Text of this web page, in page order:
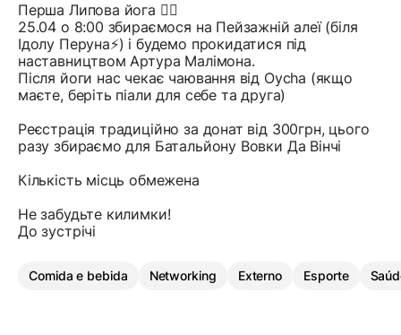
Перша Липова йога 🧘‍♂️
25.04 о 8:00 збираємося на Пейзажній алеї (біля
Ідолу Перуна⚡️) і будемо прокидатися під
наставництвом Артура Малімона.
Після йоги нас чекає чаювання від Oycha (якщо
маєте, беріть піали для себе та друга)
Реєстрація традиційно за донат від 300грн, цього
разу збираємо для Батальйону Вовки Да Вінчі
Кількість місць обмежена
Не забудьте килимки!
До зустрічі
Comida e bebida Networking Externo Esporte